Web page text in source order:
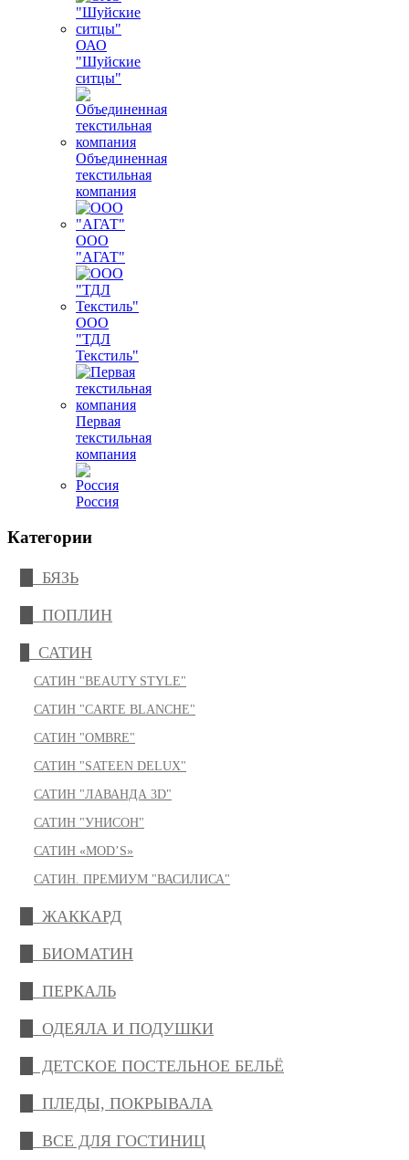
ОАО
"Шуйские
ситцы"
Объединенная
текстильная
компания
ООО
"АГАТ"
ООО
"ТДЛ
Текстиль"
Первая
текстильная
компания
Россия
Категории
БЯЗЬ
ПОПЛИН
САТИН
САТИН "BEAUTY STYLE"
САТИН "CARTE BLANCHE"
САТИН "OMBRE"
САТИН "SATEEN DELUX"
САТИН "ЛАВАНДА 3D"
САТИН "УНИСОН"
САТИН «MOD’S»
САТИН. ПРЕМИУМ "ВАСИЛИСА"
ЖАККАРД
БИОМАТИН
ПЕРКАЛЬ
ОДЕЯЛА И ПОДУШКИ
ДЕТСКОЕ ПОСТЕЛЬНОЕ БЕЛЬЁ
ПЛЕДЫ, ПОКРЫВАЛА
ВСЕ ДЛЯ ГОСТИНИЦ